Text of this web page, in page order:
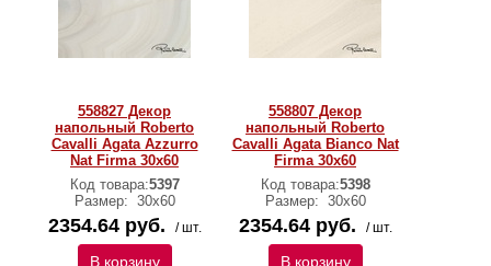
558827 Декор
напольный Roberto
Cavalli Agata Azzurro
Nat Firma 30x60
Код товара:5397
Размер: 30х60
2354.64 руб. / шт.
В корзину
558807 Декор
напольный Roberto
Cavalli Agata Bianco Nat
Firma 30x60
Код товара:5398
Размер: 30х60
2354.64 руб. / шт.
В корзину